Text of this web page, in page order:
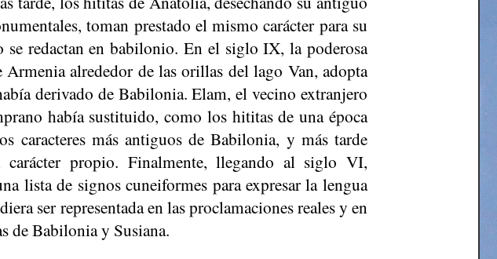
toman prestado el mismo carácter para su
redactan en babilonio. En el siglo IX, la poderosa
Armenia alrededor de las orillas del lago Van, adopta
derivado de Babilonia.Elam, el vecino extranjero
había sustituido, como los hititas de una época
caracteres más antiguos de Babilonia, y más tarde
propio. Finalmente, llegando al siglo VI,
lista de signos cuneiformes para expresar la lengua
ser representada en las proclamaciones reales y en
de Babilonia y Susiana.